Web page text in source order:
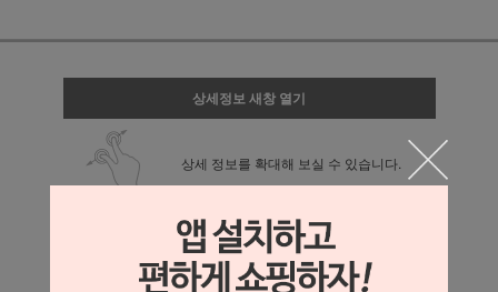
상세정보 새창 열기
상세 정보를 확대해 보실 수 있습니다.